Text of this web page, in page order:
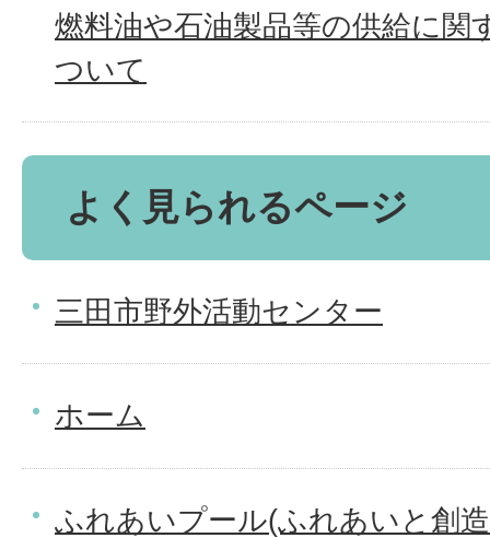
燃料油や石油製品等の供給に関
ついて
よく見られるページ
三田市野外活動センター
ホーム
ふれあいプール(ふれあいと創